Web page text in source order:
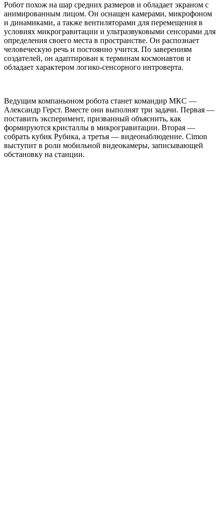
Робот похож на шар средних размеров и обладает экраном с
анимированным лицом. Он оснащен камерами, микрофоном
и динамиками, а также вентиляторами для перемещения в
условиях микрогравитации и ультразвуковыми сенсорами для
определения своего места в пространстве. Он распознает
человеческую речь и постоянно учится. По заверениям
создателей, он адаптирован к терминам космонавтов и
обладает характером логико-сенсорного интроверта.
Ведущим компаньоном робота станет командир МКС —
Александр Герст. Вместе они выполнят три задачи. Первая —
поставить эксперимент, призванный объяснить, как
формируются кристаллы в микрогравитации. Вторая —
собрать кубик Рубика, а третья — видеонаблюдение. Cimon
выступит в роли мобильной видеокамеры, записывающей
обстановку на станции.